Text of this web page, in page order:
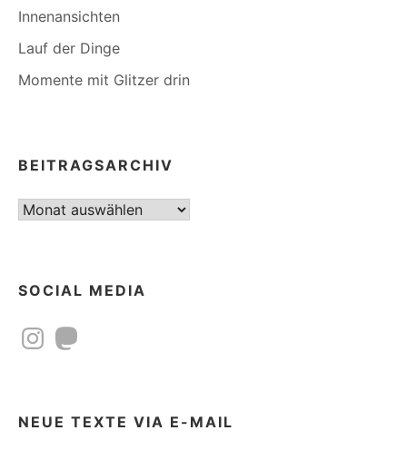
Innenansichten
Lauf der Dinge
Momente mit Glitzer drin
BEITRAGSARCHIV
Beitragsarchiv
SOCIAL MEDIA
InstagramMastodon
NEUE TEXTE VIA E-MAIL